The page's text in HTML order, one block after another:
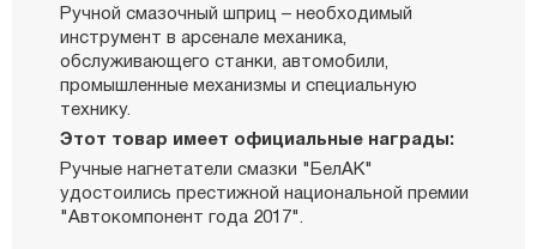
Ручной смазочный шприц – необходимый
инструмент в арсенале механика,
обслуживающего станки, автомобили,
промышленные механизмы и специальную
технику.
Этот товар имеет официальные награды:
Ручные нагнетатели смазки "БелАК"
удостоились престижной национальной премии
"Автокомпонент года 2017".